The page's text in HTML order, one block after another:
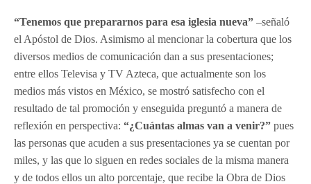
“Tenemos que prepararnos para esa iglesia nueva” –señaló
el Apóstol de Dios. Asimismo al mencionar la cobertura que los
diversos medios de comunicación dan a sus presentaciones;
entre ellos Televisa y TV Azteca, que actualmente son los
medios más vistos en México, se mostró satisfecho con el
resultado de tal promoción y enseguida preguntó a manera de
reflexión en perspectiva:“¿Cuántas almas van a venir?” pues
las personas que acuden a sus presentaciones ya se cuentan por
miles, y las que lo siguen en redes sociales de la misma manera
y de todos ellos un alto porcentaje, que recibe la Obra de Dios